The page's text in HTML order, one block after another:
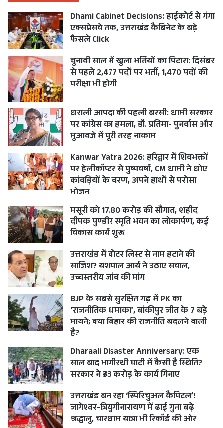
ANIMAL HUSBANDRY DEPARTMENT
CABINET MINISTER SAURABH BAHUGUNA
LUMPY VIRUS IN UTTARAKHAND
TOLL FREE NUMBER FOR LUMPY VIRUS
UTTARAKHAND
Dhami Cabinet Decisions: हाईकोर्ट से गंगा
एक्सप्रेसवे तक, उत्तराखंड कैबिनेट के बड़े
फैसले Click
चुनावी साल में खुला भर्तियों का पिटारा: दिसंबर
से पहले 2,477 पदों पर भर्ती, 1,470 पदों की
परीक्षा भी होगी
धराली आपदा की पहली बरसी: धामी सरकार
पर कांग्रेस का हमला, डॉ. प्रतिमा- पुनर्वास और
मुआवजे में पूरी तरह नाकाम
Kanwar Yatra 2026: हरिद्वार में शिवभक्तों
पर हेलीकॉप्टर से पुष्पवर्षा, CM धामी ने धोए
कांवड़ियों के चरण, अपने हाथों से परोसा
भोजन
मसूरी को 17.80 करोड़ की सौगात, शहीद
दीपक पुण्डीर स्मृति भवन का लोकार्पण, कई
विकास कार्य शुरू
उत्तराखंड में वोटर लिस्ट से नाम हटाने की
साजिश? यशपाल आर्य ने उठाए सवाल,
उच्चस्तरीय जांच की मांग
BJP के सबसे सुरक्षित गढ़ में PK का
‘राजनीतिक धमाका’, बांकीपुर जीत के 7 बड़े
मायने; क्या बिहार की राजनीति बदलने वाली
है?
Dharaali Disaster Anniversary: एक
साल बाद भागीरथी घाटी में कैसी है स्थिति?
सरकार ने ₹33 करोड़ के कार्य गिनाए
उत्तराखंड बन रहा ‘स्पिरिचुअल कैपिटल’!
जागेश्वर-त्रियुगीनारायण में ढाई गुना बढ़े
श्रद्धालु, चारधाम यात्रा भी रिकॉर्ड की ओर